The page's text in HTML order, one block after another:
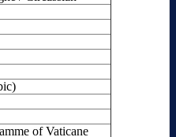
of Vaticane